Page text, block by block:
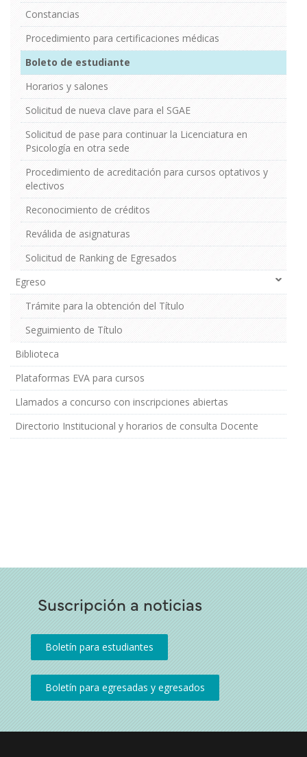
Constancias
Procedimiento para certificaciones médicas
Boleto de estudiante
Horarios y salones
Solicitud de nueva clave para el SGAE
Solicitud de pase para continuar la Licenciatura en
Psicología en otra sede
Procedimiento de acreditación para cursos optativos y
electivos
Reconocimiento de créditos
Reválida de asignaturas
Solicitud de Ranking de Egresados
Egreso
Trámite para la obtención del Título
Seguimiento de Título
Biblioteca
Plataformas EVA para cursos
Llamados a concurso con inscripciones abiertas
Directorio Institucional y horarios de consulta Docente
Suscripción a noticias